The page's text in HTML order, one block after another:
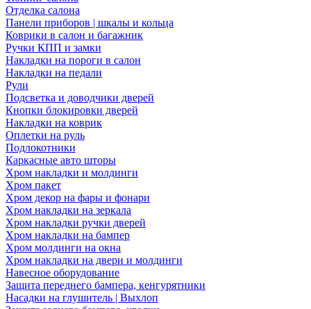
Отделка салона
Панели приборов | шкалы и кольца
Коврики в салон и багажник
Ручки КПП и замки
Накладки на пороги в салон
Накладки на педали
Рули
Подсветка и доводчики дверей
Кнопки блокировки дверей
Накладки на коврик
Оплетки на руль
Подлокотники
Каркасные авто шторы
Хром накладки и молдинги
Хром пакет
Хром декор на фары и фонари
Хром накладки на зеркала
Хром накладки ручки дверей
Хром накладки на бампер
Хром молдинги на окна
Хром накладки на двери и молдинги
Навесное оборудование
Защита переднего бампера, кенгурятники
Насадки на глушитель | Выхлоп